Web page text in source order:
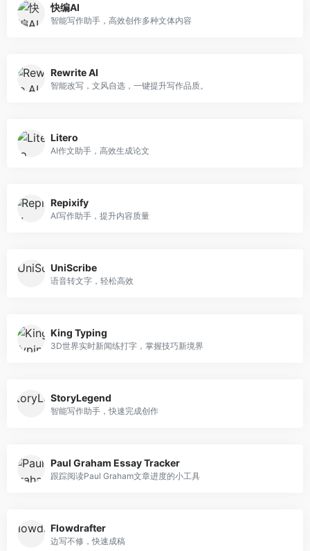
快编AI
智能写作助手，高效创作多种文体内容
Rewrite AI
智能改写，文风自选，一键提升写作品质。
Litero
AI作文助手，高效生成论文
Repixify
AI写作助手，提升内容质量
UniScribe
语音转文字，轻松高效
King Typing
3D世界实时新闻练打字，掌握技巧新境界
StoryLegend
智能写作助手，快速完成创作
Paul Graham Essay Tracker
跟踪阅读Paul Graham文章进度的小工具
Flowdrafter
边写不修，快速成稿